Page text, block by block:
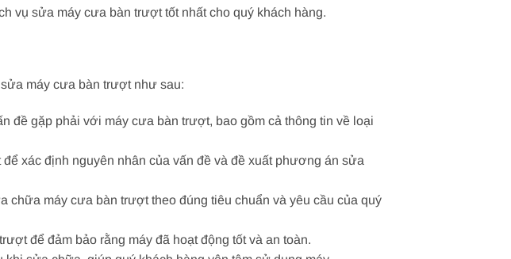
vụ sửa máy cưa bàn trượt tốt nhất cho quý khách hàng.
máy cưa bàn trượt như sau:
đề gặp phải với máy cưa bàn trượt, bao gồm cả thông tin về loại
xác định nguyên nhân của vấn đề và đề xuất phương án sửa
máy cưa bàn trượt theo đúng tiêu chuẩn và yêu cầu của quý
để đảm bảo rằng máy đã hoạt động tốt và an toàn.